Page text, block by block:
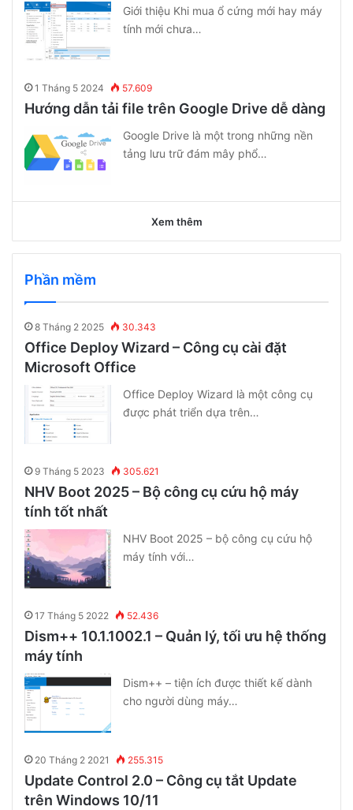
Giới thiệu Khi mua ổ cứng mới hay máy
tính mới chưa…
1 Tháng 5 2024 57.609
Hướng dẫn tải file trên Google Drive dễ dàng
Google Drive là một trong những nền
tảng lưu trữ đám mây phổ…
Xem thêm
Phần mềm
8 Tháng 2 2025 30.343
Office Deploy Wizard – Công cụ cài đặt
Microsoft Office
Office Deploy Wizard là một công cụ
được phát triển dựa trên…
9 Tháng 5 2023 305.621
NHV Boot 2025 – Bộ công cụ cứu hộ máy
tính tốt nhất
NHV Boot 2025 – bộ công cụ cứu hộ
máy tính với…
17 Tháng 5 2022 52.436
Dism++ 10.1.1002.1 – Quản lý, tối ưu hệ thống
máy tính
Dism++ – tiện ích được thiết kế dành
cho người dùng máy…
20 Tháng 2 2021 255.315
Update Control 2.0 – Công cụ tắt Update
trên Windows 10/11